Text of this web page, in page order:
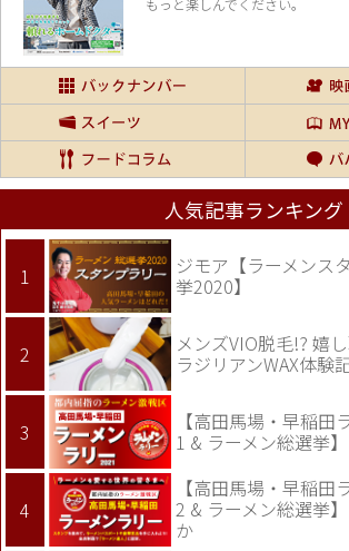
もっと楽しんでください。
人気記事ランキング
ジモア【ラーメンス
挙2020】
メンズVIO脱毛!? 嬉
ラジリアンWAX体験
【高田馬場・早稲田
1 & ラーメン総選挙】
【高田馬場・早稲田
2 & ラーメン総選挙
か